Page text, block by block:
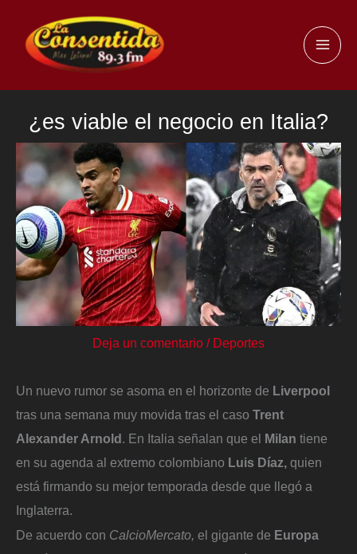
contenido
¿es viable el negocio en Italia?
Deja un comentario / Deportes
Un nuevo rumor se asoma en el horizonte de Liverpool
tras una semana muy movida tras el caso Trent
Alexander Arnold. En Italia señalan que el Milan tiene
en su agenda al extremo colombiano Luis Díaz, quien
está firmando su mejor temporada desde que llegó a
Inglaterra.
De acuerdo con CalcioMercato, el gigante de Europa